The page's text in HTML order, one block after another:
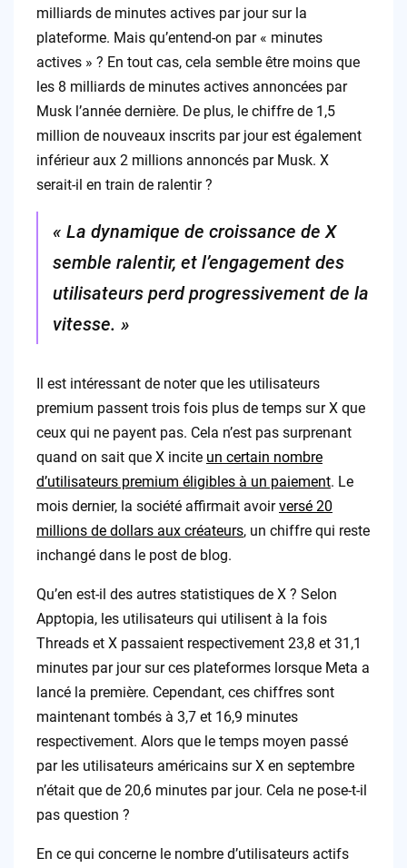
milliards de minutes actives par jour sur la
plateforme. Mais qu’entend-on par « minutes
actives » ? En tout cas, cela semble être moins que
les 8 milliards de minutes actives annoncées par
Musk l’année dernière. De plus, le chiffre de 1,5
million de nouveaux inscrits par jour est également
inférieur aux 2 millions annoncés par Musk. X
serait-il en train de ralentir ?
« La dynamique de croissance de X
semble ralentir, et l’engagement des
utilisateurs perd progressivement de la
vitesse. »
Il est intéressant de noter que les utilisateurs
premium passent trois fois plus de temps sur X que
ceux qui ne payent pas. Cela n’est pas surprenant
quand on sait que X incite un certain nombre
d’utilisateurs premium éligibles à un paiement. Le
mois dernier, la société affirmait avoirversé 20
millions de dollars aux créateurs, un chiffre qui reste
inchangé dans le post de blog.
Qu’en est-il des autres statistiques de X ? Selon
Apptopia, les utilisateurs qui utilisent à la fois
Threads et X passaient respectivement 23,8 et 31,1
minutes par jour sur ces plateformes lorsque Meta a
lancé la première. Cependant, ces chiffres sont
maintenant tombés à 3,7 et 16,9 minutes
respectivement. Alors que le temps moyen passé
par les utilisateurs américains sur X en septembre
n’était que de 20,6 minutes par jour. Cela ne pose-t-il
pas question ?
En ce qui concerne le nombre d’utilisateurs actifs